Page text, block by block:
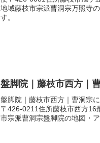
地域藤枝市宗派曹洞宗万照寺
す。
盤脚院｜藤枝市西方｜
盤脚院｜藤枝市西方｜曹洞宗
〒426-0211住所藤枝市西方16
市宗派曹洞宗盤脚院の地図・